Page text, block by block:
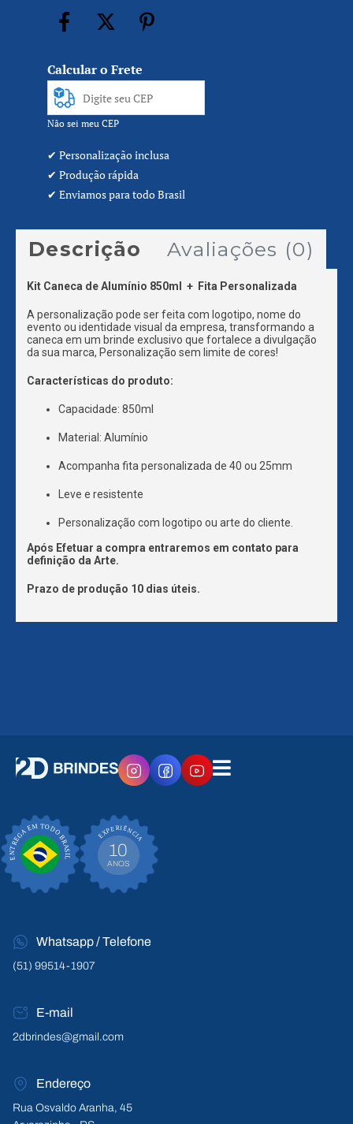
Calcular o Frete
Não sei meu CEP
Descrição Avaliações (0)
Kit Caneca de Alumínio 850ml + Fita Personalizada
A personalização pode ser feita com logotipo, nome do
evento ou identidade visual da empresa, transformando a
caneca em um brinde exclusivo que fortalece a divulgação
da sua marca, Personalização sem limite de cores!
Características do produto:
Capacidade: 850ml
Material: Alumínio
Acompanha fita personalizada de 40 ou 25mm
Leve e resistente
Personalização com logotipo ou arte do cliente.
Após Efetuar a compra entraremos em contato para
definição da Arte.
Prazo de produção 10 dias úteis.
ENTREGA EM TODO BRASIL EXPERIÊNCIA
ANOS
10
Whatsapp / Telefone
(51) 99514-1907
E-mail
2dbrindes@gmail.com
Endereço
Rua Osvaldo Aranha, 45